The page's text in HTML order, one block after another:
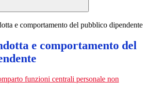
e comportamento del pubblico dipendente
e comportamento del
funzioni centrali personale non